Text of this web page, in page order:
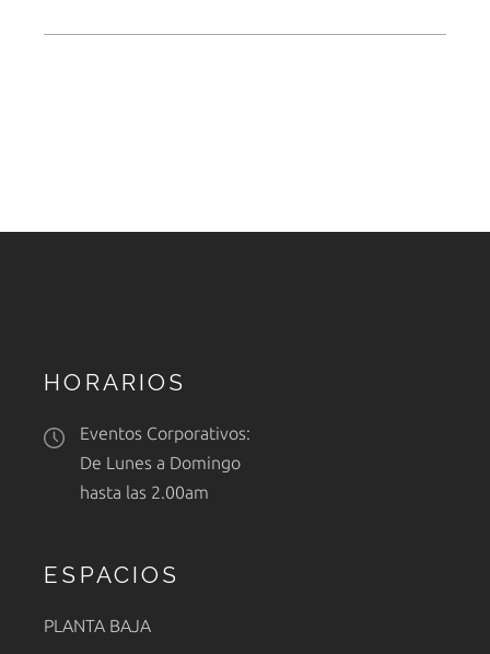
HORARIOS
Eventos Corporativos:
De Lunes a Domingo
hasta las 2.00am
ESPACIOS
PLANTA BAJA